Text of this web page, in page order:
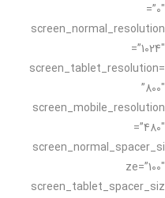
=”0″
screen_normal_resolution
=”1024″
screen_tablet_resolution=
”800″
screen_mobile_resolution
=”480″
screen_normal_spacer_si
ze=”100″
screen_tablet_spacer_siz